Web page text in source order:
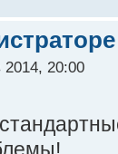
2014, 20:00